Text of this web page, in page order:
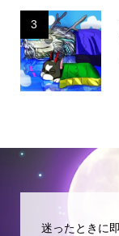
3
迷ったときに